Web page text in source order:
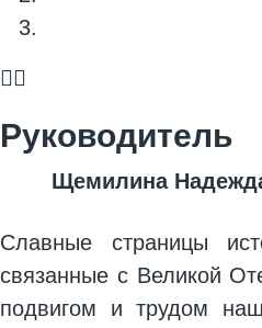
Руководитель
Щемилина
Славные страницы
связанные с Великой
подвигом и трудом